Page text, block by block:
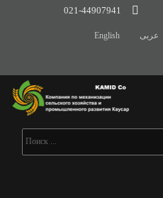
021-44907941
عربی English